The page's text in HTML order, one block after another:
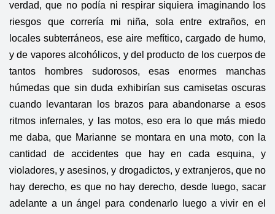
verdad, que no podía ni respirar siquiera imaginando los
riesgos que correría mi niña, sola entre extraños, en
locales subterráneos, ese aire mefítico, cargado de humo,
y de vapores alcohólicos, y del producto de los cuerpos de
tantos hombres sudorosos, esas enormes manchas
húmedas que sin duda exhibirían sus camisetas oscuras
cuando levantaran los brazos para abandonarse a esos
ritmos infernales, y las motos, eso era lo que más miedo
me daba, que Marianne se montara en una moto, con la
cantidad de accidentes que hay en cada esquina, y
violadores, y asesinos, y drogadictos, y extranjeros, que no
hay derecho, es que no hay derecho, desde luego, sacar
adelante a un ángel para condenarlo luego a vivir en el